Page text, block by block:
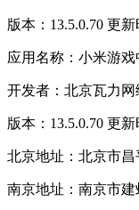
版本：13.5.0.70 更
应用名称：小米游戏
开发者：北京瓦力网
版本：13.5.0.70 更
北京地址：北京市
南京地址：南京市